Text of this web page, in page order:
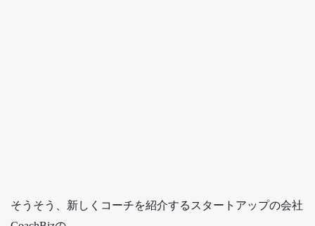
そうそう、新しくコーチを紹介するスタートアップの会社